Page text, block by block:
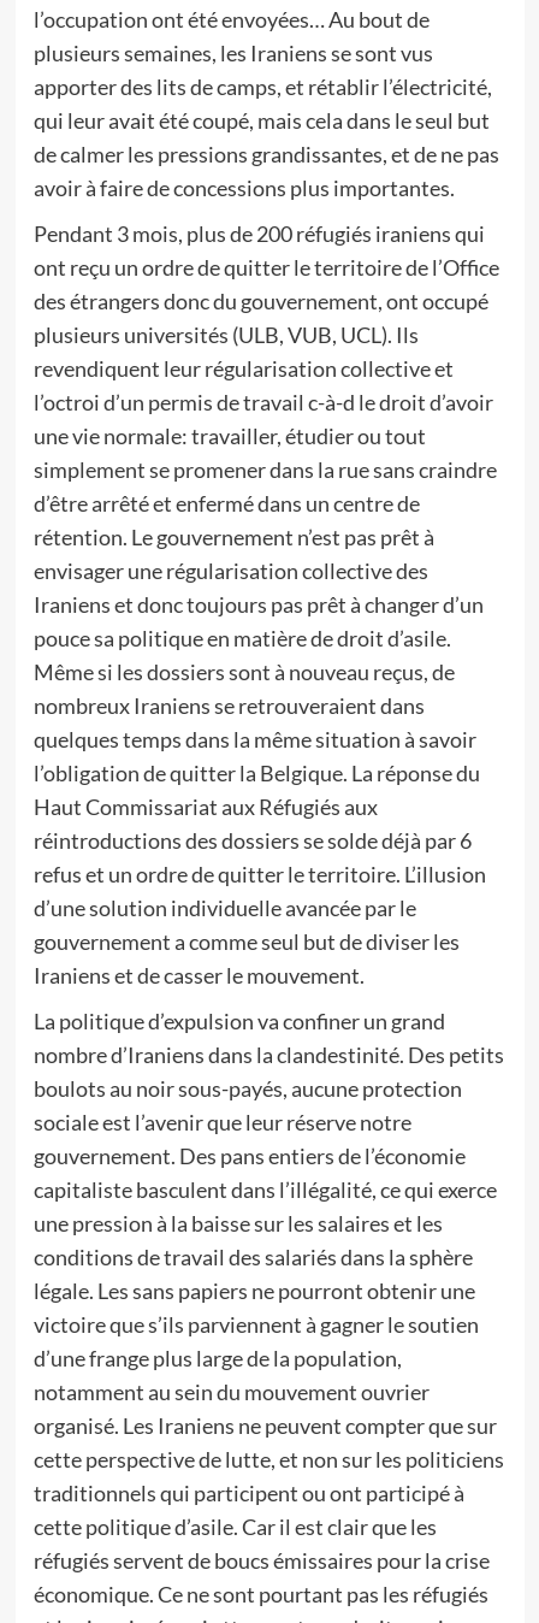
l’occupation ont été envoyées… Au bout de
plusieurs semaines, les Iraniens se sont vus
apporter des lits de camps, et rétablir l’électricité,
qui leur avait été coupé, mais cela dans le seul but
de calmer les pressions grandissantes, et de ne pas
avoir à faire de concessions plus importantes.
Pendant 3 mois, plus de 200 réfugiés iraniens qui
ont reçu un ordre de quitter le territoire de l’Office
des étrangers donc du gouvernement, ont occupé
plusieurs universités (ULB, VUB, UCL). Ils
revendiquent leur régularisation collective et
l’octroi d’un permis de travail c-à-d le droit d’avoir
une vie normale: travailler, étudier ou tout
simplement se promener dans la rue sans craindre
d’être arrêté et enfermé dans un centre de
rétention. Le gouvernement n’est pas prêt à
envisager une régularisation collective des
Iraniens et donc toujours pas prêt à changer d’un
pouce sa politique en matière de droit d’asile.
Même si les dossiers sont à nouveau reçus, de
nombreux Iraniens se retrouveraient dans
quelques temps dans la même situation à savoir
l’obligation de quitter la Belgique. La réponse du
Haut Commissariat aux Réfugiés aux
réintroductions des dossiers se solde déjà par 6
refus et un ordre de quitter le territoire. L’illusion
d’une solution individuelle avancée par le
gouvernement a comme seul but de diviser les
Iraniens et de casser le mouvement.
La politique d’expulsion va confiner un grand
nombre d’Iraniens dans la clandestinité. Des petits
boulots au noir sous-payés, aucune protection
sociale est l’avenir que leur réserve notre
gouvernement. Des pans entiers de l’économie
capitaliste basculent dans l’illégalité, ce qui exerce
une pression à la baisse sur les salaires et les
conditions de travail des salariés dans la sphère
légale. Les sans papiers ne pourront obtenir une
victoire que s’ils parviennent à gagner le soutien
d’une frange plus large de la population,
notamment au sein du mouvement ouvrier
organisé. Les Iraniens ne peuvent compter que sur
cette perspective de lutte, et non sur les politiciens
traditionnels qui participent ou ont participé à
cette politique d’asile. Car il est clair que les
réfugiés servent de boucs émissaires pour la crise
économique. Ce ne sont pourtant pas les réfugiés